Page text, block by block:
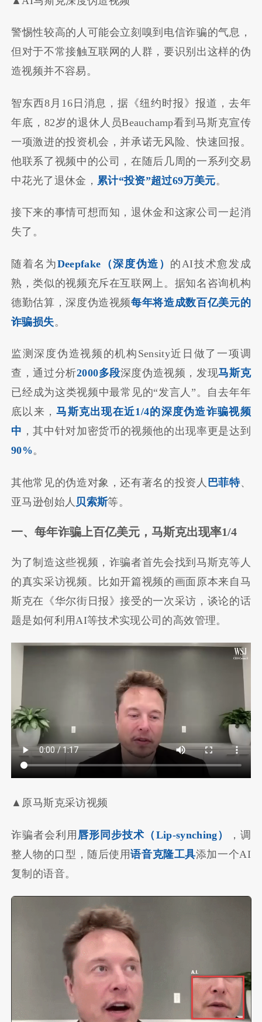
警惕性较高的人可能会立刻嗅到电信诈骗的气息，
但对于不常接触互联网的人群，要识别出这样的伪
造视频并不容易。
智东西8月16日消息，据《纽约时报》报道，去年
年底，82岁的退休人员Beauchamp看到马斯克宣传
一项激进的投资机会，并承诺无风险、快速回报。
他联系了视频中的公司，在随后几周的一系列交易
中花光了退休金， 累计“投资”超过69万美元。
接下来的事情可想而知，退休金和这家公司一起消
失了。
随着名为Deepfake（深度伪造） 的AI技术愈发成
熟，类似的视频充斥在互联网上。据知名咨询机构
德勤估算，深度伪造视频每年将造成数百亿美元的
诈骗损失。
监测深度伪造视频的机构Sensity近日做了一项调
查，通过分析2000多段深度伪造视频，发现马斯克
已经成为这类视频中最常见的“发言人”。自去年年
底以来，马斯克出现在近1/4的深度伪造诈骗视频
中 ，其中针对加密货币的视频他的出现率更是达到
90%。
其他常见的伪造对象，还有著名的投资人 巴菲特、
亚马逊创始人 贝索斯等。
一、每年诈骗上百亿美元，马斯克出现率1/4
为了制造这些视频，诈骗者首先会找到马斯克等人
的真实采访视频。比如开篇视频的画面原本来自马
斯克在《华尔街日报》接受的一次采访，谈论的话
题是如何利用AI等技术实现公司的高效管理。
▲原马斯克采访视频
诈骗者会利用 唇形同步技术（Lip-synching）
，调
整人物的口型，随后使用语音克隆工具添加一个AI
复制的语音。